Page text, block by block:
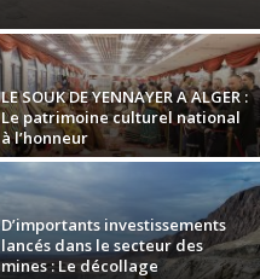
LE SOUK DE YENNAYER A ALGER :
Le patrimoine culturel national
à l’honneur
D’importants investissements
lancés dans le secteur des
mines : Le décollage